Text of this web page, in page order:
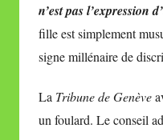
n’est pas l’expression
fille est simplement
signe millénaire de
La Tribune de Genève
un foulard. Le conseil